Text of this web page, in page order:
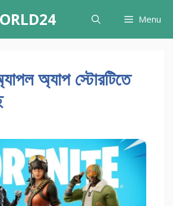
Menu
অ্যাপ স্টোরটিতে